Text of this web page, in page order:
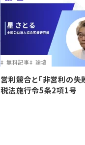
無料記事 論壇
営利競合と｢非営利の失
税法施行令5条2項1号